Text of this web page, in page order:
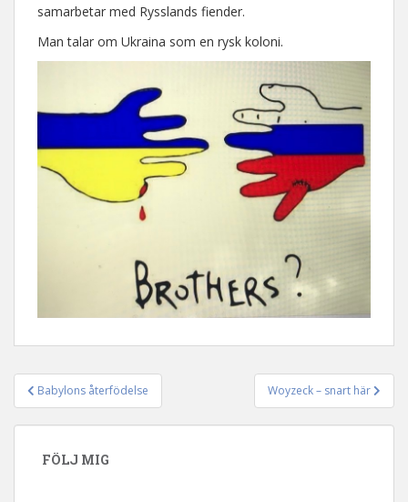
samarbetar med Rysslands fiender.
Man talar om Ukraina som en rysk koloni.
Inläggsnavigering
Babylons återfödelse Woyzeck – snart här
FÖLJ MIG